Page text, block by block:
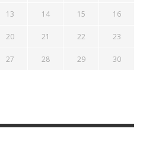
13 14 15 16
20 21 22 23
27 28 29 30